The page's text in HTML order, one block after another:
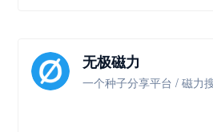
无极磁力
一个种子分享平台 / 磁力